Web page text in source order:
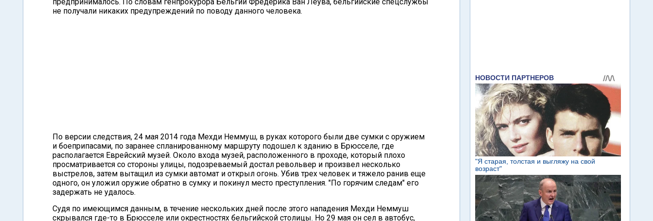
не получали никаких предупреждений по поводу данного человека.
По версии следствия, 24 мая 2014 года Мехди Неммуш, в руках которого были две сумки с оружием
и боеприпасами, по заранее спланированному маршруту подошел к зданию в Брюсселе, где
располагается Еврейский музей. Около входа музей, расположенного в проходе, который плохо
просматривается со стороны улицы, подозреваемый достал револьвер и произвел несколько
выстрелов, затем вытащил из сумки автомат и открыл огонь. Убив трех человек и тяжело ранив еще
одного, он уложил оружие обратно в сумку и покинул место преступления. "По горячим следам" его
задержать не удалось.
Судя по имеющимся данным, в течение нескольких дней после этого нападения Мехди Неммуш
скрывался где-то в Брюсселе или окрестностях бельгийской столицы. Но 29 мая он сел в автобус,